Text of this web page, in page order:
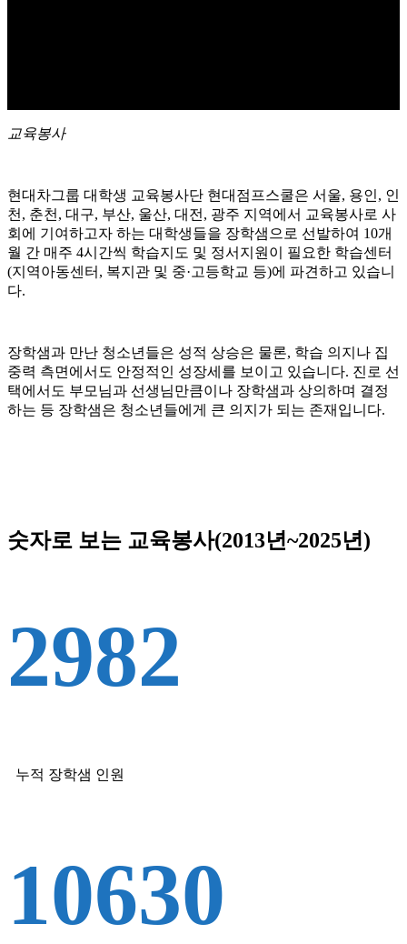
교육봉사
현대차그룹 대학생 교육봉사단 현대점프스쿨은 서울, 용인, 인
천, 춘천, 대구, 부산, 울산, 대전, 광주 지역에서 교육봉사로 사
회에 기여하고자 하는 대학생들을 장학샘으로 선발하여 10개
월 간 매주 4시간씩 학습지도 및 정서지원이 필요한 학습센터
(지역아동센터, 복지관 및 중·고등학교 등)에 파견하고 있습니
다.
장학샘과 만난 청소년들은 성적 상승은 물론, 학습 의지나 집
중력 측면에서도 안정적인 성장세를 보이고 있습니다. 진로 선
택에서도 부모님과 선생님만큼이나 장학샘과 상의하며 결정
하는 등 장학샘은 청소년들에게 큰 의지가 되는 존재입니다.
숫자로 보는 교육봉사(2013년~2025년)
2982
누적 장학샘 인원
10630